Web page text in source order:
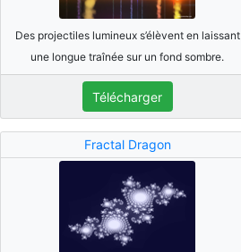
Des projectiles lumineux s’élèvent en laissant
une longue traînée sur un fond sombre.
Télécharger
Fractal Dragon